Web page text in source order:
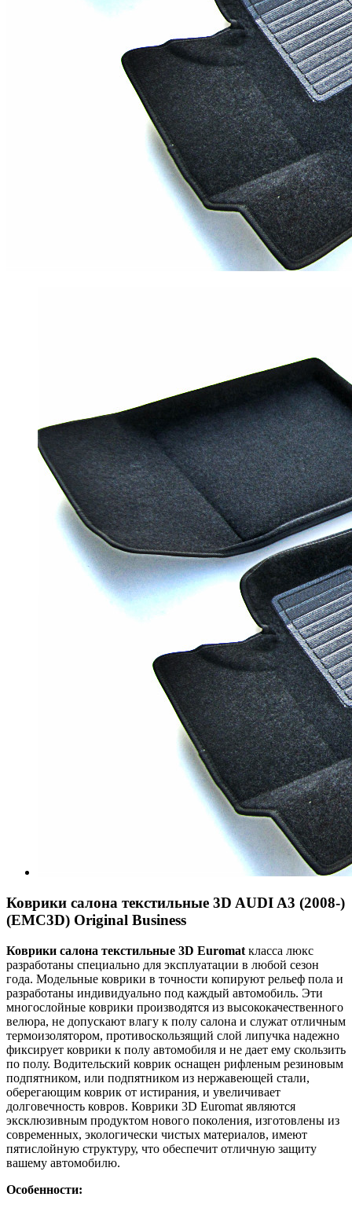
Коврики салона текстильные 3D AUDI A3 (2008-)
(EMC3D) Original Business
Коврики салона текстильные 3D Euromat класса люкс
разработаны специально для эксплуатации в любой сезон
года. Модельные коврики в точности копируют рельеф пола и
разработаны индивидуально под каждый автомобиль. Эти
многослойные коврики производятся из высококачественного
велюра, не допускают влагу к полу салона и служат отличным
термоизолятором, противоскользящий слой липучка надежно
фиксирует коврики к полу автомобиля и не дает ему скользить
по полу. Водительский коврик оснащен рифленым резиновым
подпятником, или подпятником из нержавеющей стали,
оберегающим коврик от истирания, и увеличивает
долговечность ковров. Коврики 3D Euromat являются
эксклюзивным продуктом нового поколения, изготовлены из
современных, экологически чистых материалов, имеют
пятислойную структуру, что обеспечит отличную защиту
вашему автомобилю.
Особенности: